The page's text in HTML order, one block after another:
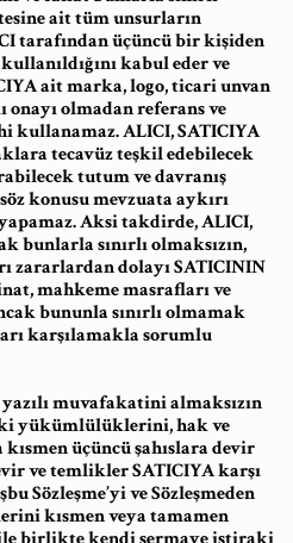
ait tüm unsurların
tarafından üçüncü bir kişiden
kabul eder ve
ait marka, logo, ticari unvan
olmadan referans ve
kullanamaz. ALICI, SATICIYA
tecavüz teşkil edebilecek
tutum ve davranış
konusu mevzuata aykırı
Aksi takdirde, ALICI,
bunlarla sınırlı olmaksızın,
zararlardan dolayı SATICININ
mahkeme masrafları ve
bununla sınırlı olmamak
karşılamakla sorumlu
muvafakatini almaksızın
yükümlülüklerini, hak ve
üçüncü şahıslara devir
ve temlikler SATICIYA karşı
Sözleşme’yi ve Sözleşmeden
kısmen veya tamamen